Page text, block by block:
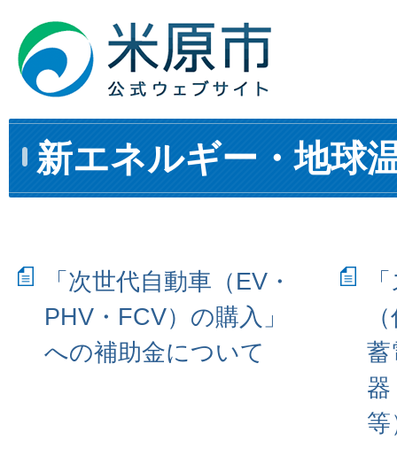
新エネルギー・地球
「次世代自動車（EV・
PHV・FCV）の購入」
への補助金について
蓄
等